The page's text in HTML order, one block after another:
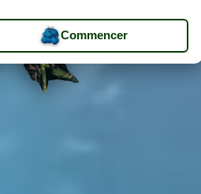
Commencer